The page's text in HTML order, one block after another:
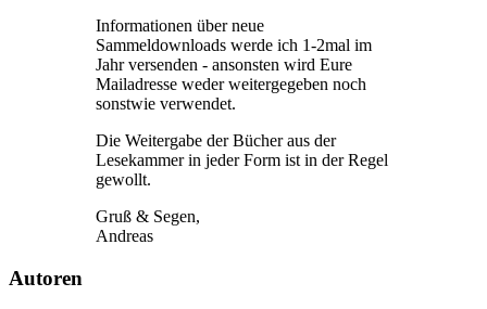
Informationen über neue
Sammeldownloads werde ich 1-2mal im
Jahr versenden - ansonsten wird Eure
Mailadresse weder weitergegeben noch
sonstwie verwendet.
Die Weitergabe der Bücher aus der
Lesekammer in jeder Form ist in der Regel
gewollt.
Gruß & Segen,
Andreas
Autoren